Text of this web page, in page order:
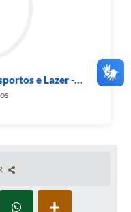
e Lazer -...